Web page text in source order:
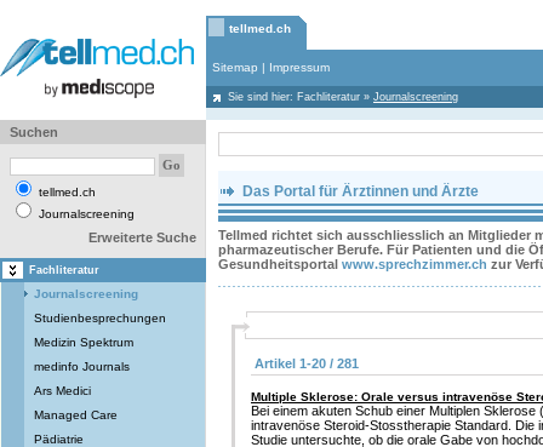
tellmed.ch
Sitemap | Impressum
Sie sind hier: Fachliteratur » Journalscreening
Suchen
tellmed.ch
Journalscreening
Erweiterte Suche
Fachliteratur
Journalscreening
Studienbesprechungen
Medizin Spektrum
medinfo Journals
Ars Medici
Managed Care
Pädiatrie
Das Portal für Ärztinnen und Ärzte
Tellmed richtet sich ausschliesslich an Mitglieder
pharmazeutischer Berufe. Für Patienten und die
Gesundheitsportal www.sprechzimmer.ch zur
Artikel 1-20 / 281
Multiple Sklerose: Orale versus intravenöse
Bei einem akuten Schub einer Multiplen Sklerose
intravenöse Steroid-Stosstherapie Standard. Die
Studie untersuchte, ob die orale Gabe von